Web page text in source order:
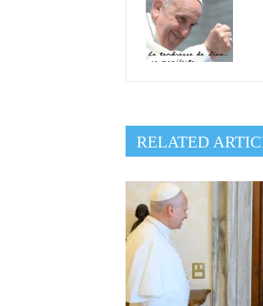
RELATED